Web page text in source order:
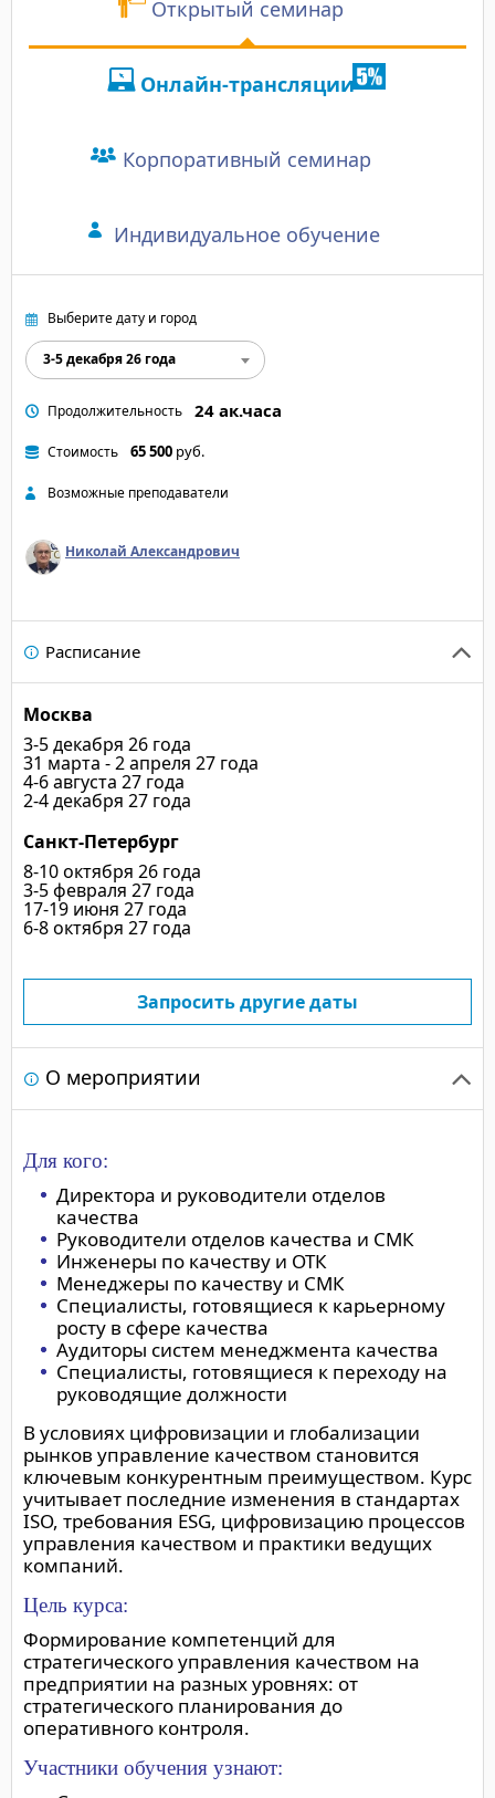
Открытый семинар
Онлайн-трансляции
Корпоративный семинар
Индивидуальное обучение
Выберите дату и город
3-5 декабря 26 года
Продолжительность 24 ак.часа
Стоимость 65 500 руб.
Возможные преподаватели
Николай Александрович
Расписание
Москва
3-5 декабря 26 года
31 марта - 2 апреля 27 года
4-6 августа 27 года
2-4 декабря 27 года
Санкт-Петербург
8-10 октября 26 года
3-5 февраля 27 года
17-19 июня 27 года
6-8 октября 27 года
Запросить другие даты
О мероприятии
Для кого:
Директора и руководители отделов
качества
Руководители отделов качества и СМК
Инженеры по качеству и ОТК
Менеджеры по качеству и СМК
Специалисты, готовящиеся к карьерному
росту в сфере качества
Аудиторы систем менеджмента качества
Специалисты, готовящиеся к переходу на
руководящие должности
В условиях цифровизации и глобализации
рынков управление качеством становится
ключевым конкурентным преимуществом. Курс
учитывает последние изменения в стандартах
ISO, требования ESG, цифровизацию процессов
управления качеством и практики ведущих
компаний.
Цель курса:
Формирование компетенций для
стратегического управления качеством на
предприятии на разных уровнях: от
стратегического планирования до
оперативного контроля.
Участники обучения узнают:
Отзыв участника:
"Комфортная подача
нужных акцентов".